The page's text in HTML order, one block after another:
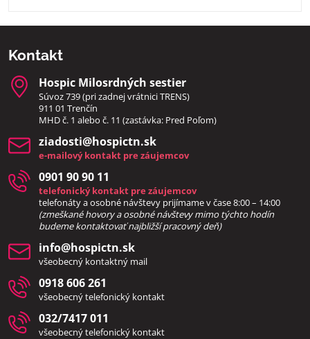
Kontakt
Hospic Milosrdných sestier
Súvoz 739 (pri zadnej vrátnici TRENS)
911 01 Trenčín
MHD č. 1 alebo č. 11 (zastávka: Pred Poľom)
ziadosti​@hospictn​.sk
e-mailový kontakt pre záujemcov
0901 90 90 11
telefonický kontakt pre záujemcov
telefonáty a osobné návštevy prijímame v čase 8:00 – 14:00
(zmeškané hovory a osobné návštevy mimo týchto hodín
budeme kontaktovať najbližší pracovný deň)
info​@hospictn​.sk
všeobecný kontaktný mail
0918 606 261
všeobecný telefonický kontakt
032/7417 011
všeobecný telefonický kontakt